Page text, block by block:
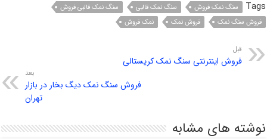
Tags سنگ نمک فروش سنگ نمک قالبی
سنگ نمک قالبی فروش
فروش سنگ نمک
فروش نمک نمک فروش
قبل
فروش اینترنتی سنگ نمک کریستالی
بعد
فروش سنگ نمک دیگ بخار در بازار
تهران
نوشته های مشابه